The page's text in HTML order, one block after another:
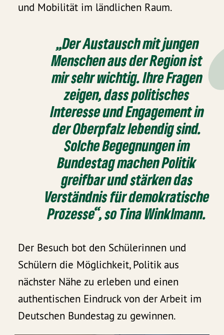
und Mobilität im ländlichen Raum.
„Der Austausch mit jungen
Menschen aus der Region ist
mir sehr wichtig. Ihre Fragen
zeigen, dass politisches
Interesse und Engagement in
der Oberpfalz lebendig sind.
Solche Begegnungen im
Bundestag machen Politik
greifbar und stärken das
Verständnis für demokratische
Prozesse“,so Tina Winklmann.
Der Besuch bot den Schülerinnen und
Schülern die Möglichkeit, Politik aus
nächster Nähe zu erleben und einen
authentischen Eindruck von der Arbeit im
Deutschen Bundestag zu gewinnen.